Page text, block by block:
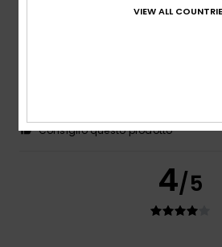
Consiglio questo prodotto
4/5
VIEW ALL